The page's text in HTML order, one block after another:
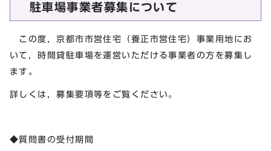
駐車場事業者募集について
この度，京都市市営住宅（養正市営住宅）事業用地にお
いて，時間貸駐車場を運営いただける事業者の方を募集し
ます。
詳しくは，募集要項等をご覧ください。
◆質問書の受付期間